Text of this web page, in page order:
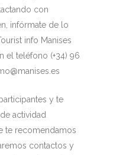
con
infórmate de lo
info Manises
el teléfono (+34) 96
y te
actividad
te recomendamos
contactos y